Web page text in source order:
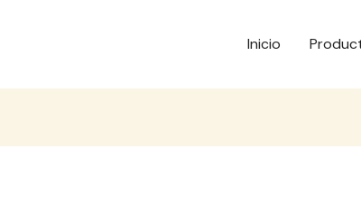
Inicio